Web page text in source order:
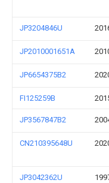
JP3204846U
JP2010001651A
JP6654375B2
FI125259B
JP3567847B2
CN210395648U
JP3042362U